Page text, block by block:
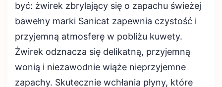
być: żwirek zbrylający się o zapachu świeżej
bawełny marki Sanicat zapewnia czystość i
przyjemną atmosferę w pobliżu kuwety.
Żwirek odznacza się delikatną, przyjemną
wonią i niezawodnie wiąże nieprzyjemne
zapachy. Skutecznie wchłania płyny, które